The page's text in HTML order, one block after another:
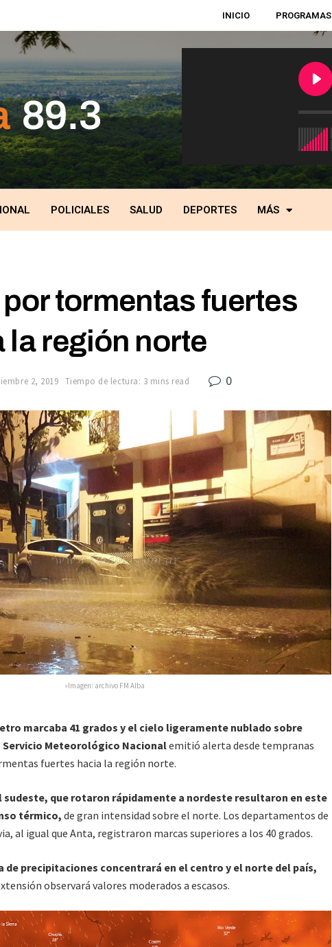
INICIO PROGRAMAS
POLICIALES SALUD DEPORTES MÁS
tormentas fuertes
la región norte
2, 2019 Tiempo de lectura: 3 mins read 0
»Imagen: archivo FM Alba
marcaba 41 grados y el cielo ligeramente nublado sobre
Servicio Meteorológico Nacionalemitió alerta desde tempranas
fuertes hacia la región norte.
sudeste, que rotaron rápidamente a nordeste resultaron en este
térmico, de gran intensidad sobre el norte. Los departamentos de
al igual que Anta, registraron marcas superiores a los 40 grados.
de precipitaciones concentrará en el centro y el norte del país,
observará valores moderados a escasos.